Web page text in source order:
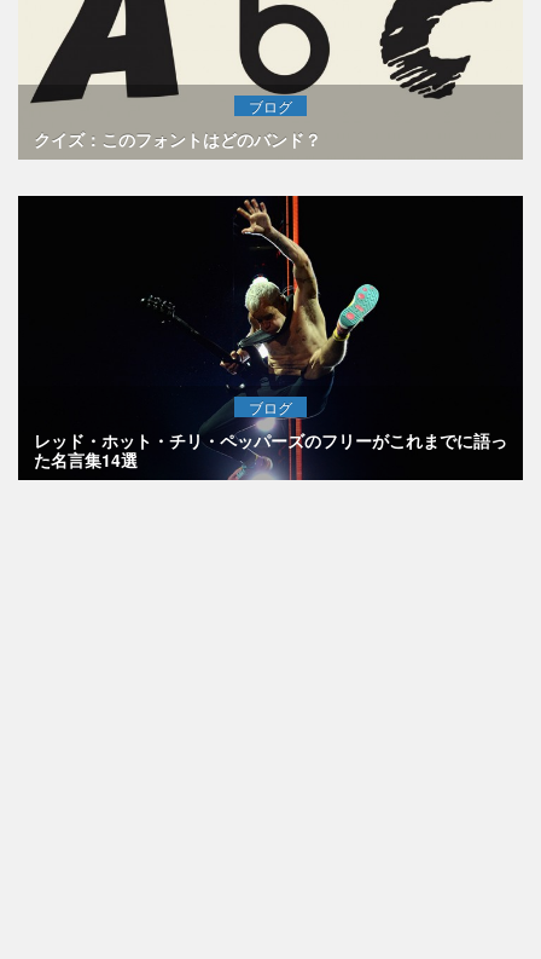
ブログ
クイズ：このフォントはどのバンド？
ブログ
レッド・ホット・チリ・ペッパーズのフリーがこれまでに語っ
た名言集14選